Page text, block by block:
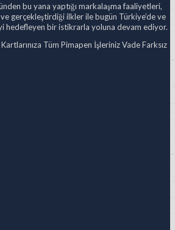
bu yana yaptığı markalaşma faaliyetleri,
gerçekleştirdiği ilkler ile bugün Türkiye’de ve
hedefleyen bir istikrarla yoluna devam ediyor.
Kartlarınıza Tüm Pimapen İşleriniz Vade Farksız